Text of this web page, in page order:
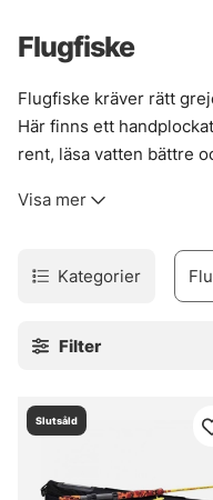
Flugfiske
Flugfiske kräver rätt
Här finns ett
rent, läsa vatten bättre
och linor till flugor,
Urvalet är byggt för
finns produkter för
Vision, Simms,
levererar när det blir
väger tungt.
I webbshoppen och i
som faktiskt går att
Visa mer
Kategorier
Filter
Slutsåld